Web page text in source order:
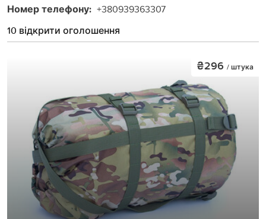
Номер телефону: +380939363307
10 відкрити оголошення
₴296 / штука